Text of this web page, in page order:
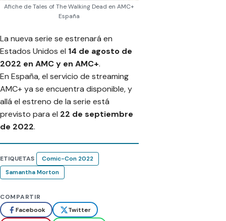
Afiche de Tales of The Walking Dead en AMC+
España
La nueva serie se estrenará en
Estados Unidos el 14 de agosto de
2022 en AMC y en AMC+.
En España, el servicio de streaming
AMC+ ya se encuentra disponible, y
allá el estreno de la serie está
previsto para el 22 de septiembre
de 2022.
ETIQUETAS
Comic-Con 2022
Samantha Morton
COMPARTIR
Facebook
Twitter